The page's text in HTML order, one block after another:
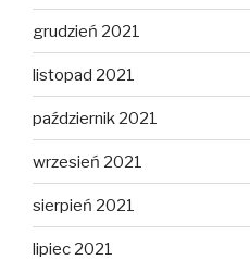
grudzień 2021
listopad 2021
październik 2021
wrzesień 2021
sierpień 2021
lipiec 2021